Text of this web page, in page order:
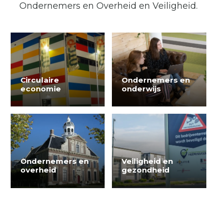
Ondernemers en Overheid en Veiligheid.
Circulaire
economie
Ondernemers en
onderwijs
Ondernemers en
overheid
Veiligheid en
gezondheid